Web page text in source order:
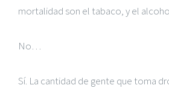
mortalidad son el tabaco, y el
No…
Sí. La cantidad de gente que toma